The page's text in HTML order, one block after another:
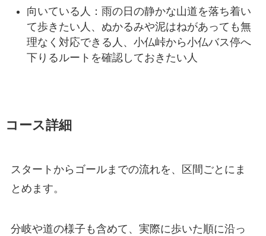
向いている人：雨の日の静かな山道を落ち着い
て歩きたい人、ぬかるみや泥はねがあっても無
理なく対応できる人、小仏峠から小仏バス停へ
下りるルートを確認しておきたい人
コース詳細
スタートからゴールまでの流れを、区間ごとにま
とめます。
分岐や道の様子も含めて、実際に歩いた順に沿っ